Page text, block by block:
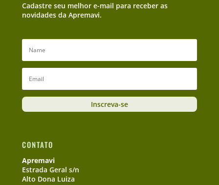
Cadastre seu melhor e-mail para receber as
novidades da Apremavi.
Inscreva-se
CONTATO
Apremavi
Estrada Geral s/n
Alto Dona Luiza